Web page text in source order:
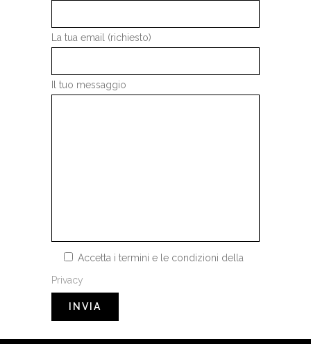
La tua email (richiesto)
Il tuo messaggio
Accetta i termini e le condizioni della
Privacy